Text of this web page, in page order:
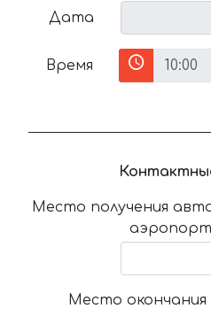
Дата
Время
Место получения
Место окончания